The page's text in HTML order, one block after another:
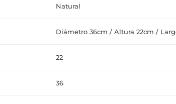
Natural
Diámetro 36cm / Altura 22cm /
22
36